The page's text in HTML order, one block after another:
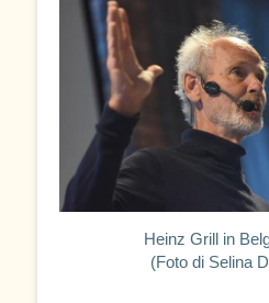
Heinz Grill in
(Foto di Selina